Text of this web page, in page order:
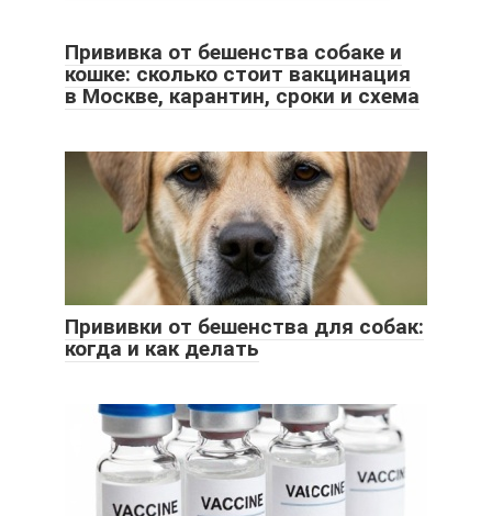
Прививка от бешенства собаке и
кошке: сколько стоит вакцинация
в Москве, карантин, сроки и схема
Прививки от бешенства для собак:
когда и как делать